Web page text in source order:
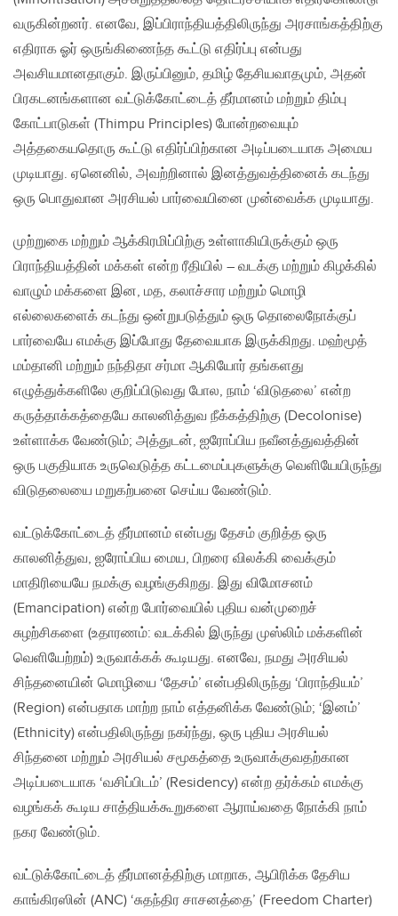
வருகின்றனர். எனவே, இப்பிராந்தியத்திலிருந்து அரசாங்கத்திற்கு
எதிராக ஓர் ஒருங்கிணைந்த கூட்டு எதிர்ப்பு என்பது
அவசியமானதாகும். இருப்பினும், தமிழ் தேசியவாதமும், அதன்
பிரகடனங்களான வட்டுக்கோட்டைத் தீர்மானம் மற்றும் திம்பு
கோட்பாடுகள் (Thimpu Principles) போன்றவையும்
அத்தகையதொரு கூட்டு எதிர்ப்பிற்கான அடிப்படையாக அமைய
முடியாது. ஏனெனில், அவற்றினால் இனத்துவத்தினைக் கடந்து
ஒரு பொதுவான அரசியல் பார்வையினை முன்வைக்க முடியாது.
முற்றுகை மற்றும் ஆக்கிரமிப்பிற்கு உள்ளாகியிருக்கும் ஒரு
பிராந்தியத்தின் மக்கள் என்ற ரீதியில் – வடக்கு மற்றும் கிழக்கில்
வாழும் மக்களை இன, மத, கலாச்சார மற்றும் மொழி
எல்லைகளைக் கடந்து ஒன்றுபடுத்தும் ஒரு தொலைநோக்குப்
பார்வையே எமக்கு இப்போது தேவையாக இருக்கிறது. மஹ்மூத்
மம்தானி மற்றும் நந்திதா சர்மா ஆகியோர் தங்களது
எழுத்துக்களிலே குறிப்பிடுவது போல‌, நாம் ‘விடுதலை’ என்ற
கருத்தாக்கத்தையே காலனித்துவ நீக்கத்திற்கு (Decolonise)
உள்ளாக்க வேண்டும்; அத்துடன், ஐரோப்பிய நவீனத்துவத்தின்
ஒரு பகுதியாக உருவெடுத்த கட்டமைப்புகளுக்கு வெளியேயிருந்து
விடுதலையை மறுகற்பனை செய்ய வேண்டும்.
வட்டுக்கோட்டைத் தீர்மானம் என்பது தேசம் குறித்த ஒரு
காலனித்துவ, ஐரோப்பிய மைய, பிறரை விலக்கி வைக்கும்
மாதிரியையே நமக்கு வழங்குகிறது. இது விமோசனம்
(Emancipation) என்ற போர்வையில் புதிய வன்முறைச்
சுழற்சிகளை (உதாரணம்: வடக்கில் இருந்து முஸ்லிம் மக்களின்
வெளியேற்றம்) உருவாக்கக் கூடியது. எனவே, நமது அரசியல்
சிந்தனையின் மொழியை ‘தேசம்’ என்பதிலிருந்து ‘பிராந்தியம்’
(Region) என்பதாக மாற்ற நாம் எத்தனிக்க‌ வேண்டும்; ‘இனம்’
(Ethnicity) என்பதிலிருந்து நகர்ந்து, ஒரு புதிய அரசியல்
சிந்தனை மற்றும் அரசியல் சமூகத்தை உருவாக்குவதற்கான
அடிப்படையாக ‘வசிப்பிடம்’ (Residency) என்ற தர்க்கம் எமக்கு
வழங்கக் கூடிய‌ சாத்தியக்கூறுகளை ஆராய்வதை நோக்கி நாம்
நகர வேண்டும்.
வட்டுக்கோட்டைத் தீர்மானத்திற்கு மாறாக, ஆபிரிக்க தேசிய
காங்கிரஸின் (ANC) ‘சுதந்திர சாசனத்தை’ (Freedom Charter)